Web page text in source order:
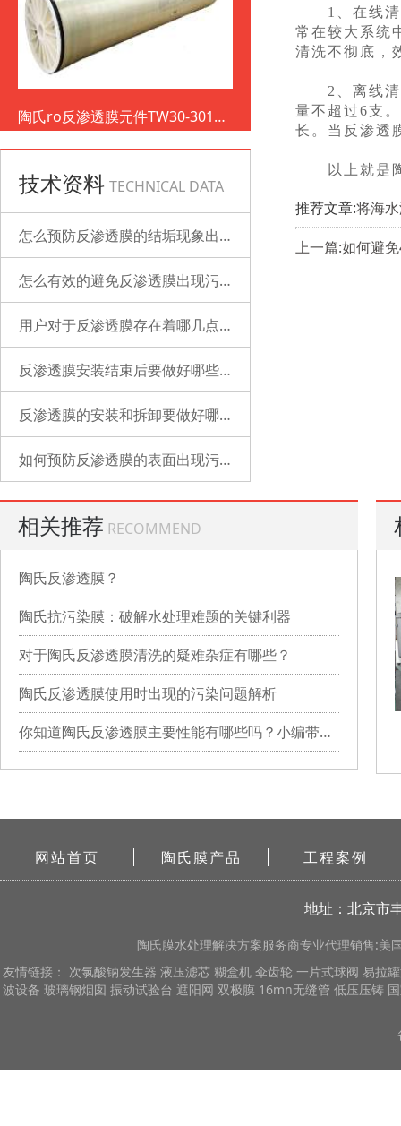
陶氏ro反渗透膜元件TW30-3012-
500
技术资料 TECHNICAL DATA
怎么预防反渗透膜的结垢现象出现？
怎么有效的避免反渗透膜出现污染？
用户对于反渗透膜存在着哪几点误解？
反渗透膜安装结束后要做好哪些检查的工作？
反渗透膜的安装和拆卸要做好哪些准备？
如何预防反渗透膜的表面出现污染？
1、在线清洗
常在较大系统
清洗不彻底，
2、离线清洗
量不超过6支
长。当反渗透
以上就是陶
推荐文章:将海
上一篇:如何避
相关推荐 RECOMMEND
陶氏反渗透膜？
陶氏抗污染膜：破解水处理难题的关键利器
对于陶氏反渗透膜清洗的疑难杂症有哪些？
陶氏反渗透膜使用时出现的污染问题解析
你知道陶氏反渗透膜主要性能有哪些吗？小编带你详细了解
网站首页 陶氏膜产品 工程案例
地址：北京市
陶氏膜水处理解决方案服务商专业代理销售:美
友情链接： 次氯酸钠发生器 液压滤芯 糊盒机 伞齿轮 一片式球阀 易拉
波设备 玻璃钢烟囱 振动试验台 遮阳网 双极膜 16mn无缝管 低压压铸